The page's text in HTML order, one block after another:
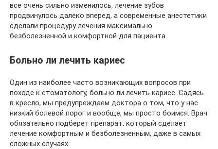
все очень сильно изменилось, лечение зубов
продвинулось далеко вперед, а современные анестетики
сделали процедуру лечения максимально
безболезненной и комфортной для пациента.
Больно ли лечить кариес
Один из наиболее часто возникающих вопросов при
походе к стоматологу, больно ли лечить кариес. Садясь
в кресло, мы предупреждаем доктора о том, что у нас
низкий болевой порог и вообще, мы просто боимся. Врач
обязательно подберет препарат, который сделает
лечение комфортным и безболезненным, даже в самых
сложных случаях.